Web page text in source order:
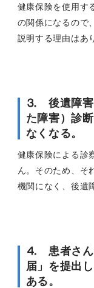
健康保険を使用す
の関係になるので
説明する理由はあ
⒊ 後遺障害
た障害）診
なくなる。
健康保険による診
ん。そのため、そ
機関になく、後遺
⒋ 患者さん
届」を提出
ある。